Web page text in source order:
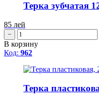
Терка зубчатая
85 лей
−
В корзину
Код: 962
Терка